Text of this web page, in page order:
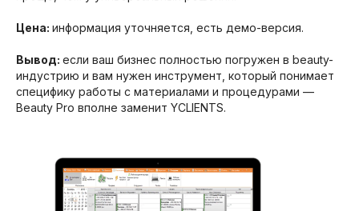
Цена: информация уточняется, есть демо-версия.
Вывод: если ваш бизнес полностью погружен в beauty-
индустрию и вам нужен инструмент, который понимает
специфику работы с материалами и процедурами —
Beauty Pro вполне заменит YCLIENTS.